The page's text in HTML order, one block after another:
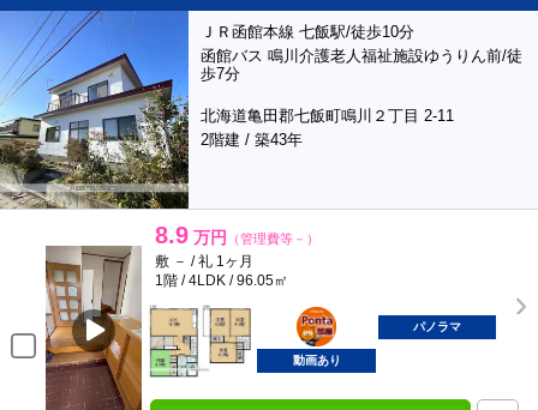
ＪＲ函館本線 七飯駅/徒歩10分
函館バス 鳴川介護老人福祉施設ゆうりん前/徒
歩7分
北海道亀田郡七飯町鳴川２丁目 2-11
2階建 / 築43年
8.9 万円 （管理費等－）
敷 － / 礼 1ヶ月
1階 / 4LDK / 96.05㎡
ポンタ
部屋
パノラマ
動画あり